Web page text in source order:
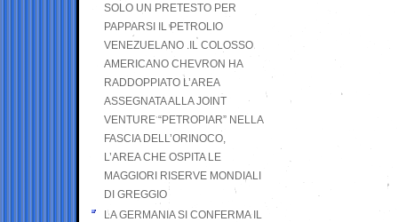
SOLO UN PRETESTO PER
PAPPARSI IL PETROLIO
VENEZUELANO .IL COLOSSO
AMERICANO CHEVRON HA
RADDOPPIATO L’AREA
ASSEGNATA ALLA JOINT
VENTURE “PETROPIAR” NELLA
FASCIA DELL’ORINOCO,
L’AREA CHE OSPITA LE
MAGGIORI RISERVE MONDIALI
DI GREGGIO
LA GERMANIA SI CONFERMA IL